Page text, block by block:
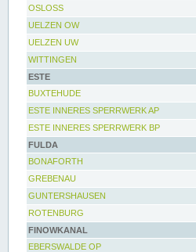
OSLOSS
UELZEN OW
UELZEN UW
WITTINGEN
ESTE
BUXTEHUDE
ESTE INNERES SPERRWERK AP
ESTE INNERES SPERRWERK BP
FULDA
BONAFORTH
GREBENAU
GUNTERSHAUSEN
ROTENBURG
FINOWKANAL
EBERSWALDE OP